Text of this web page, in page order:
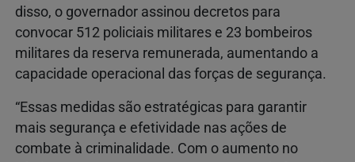
disso, o governador assinou decretos para
convocar 512 policiais militares e 23 bombeiros
militares da reserva remunerada, aumentando a
capacidade operacional das forças de segurança.
“Essas medidas são estratégicas para garantir
mais segurança e efetividade nas ações de
combate à criminalidade. Com o aumento no